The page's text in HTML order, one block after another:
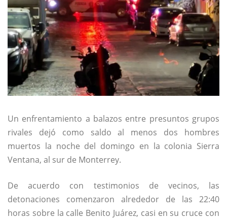
Un enfrentamiento a balazos entre presuntos grupos
rivales dejó como saldo al menos dos hombres
muertos la noche del domingo en la colonia Sierra
Ventana, al sur de Monterrey.
De acuerdo con testimonios de vecinos, las
detonaciones comenzaron alrededor de las 22:40
horas sobre la calle Benito Juárez, casi en su cruce con